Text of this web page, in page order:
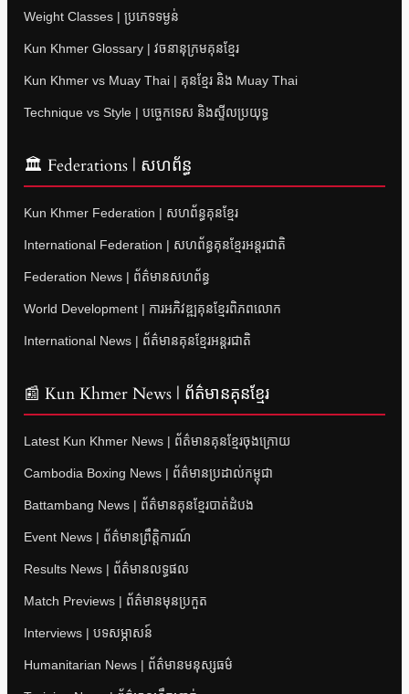
Weight Classes | ប្រភេទទម្ងន់
Kun Khmer Glossary | វចនានុក្រមគុនខ្មែរ
Kun Khmer vs Muay Thai | គុនខ្មែរ និង Muay Thai
Technique vs Style | បច្ចេកទេស និងស្ទីលប្រយុទ្ធ
🏛 Federations | សហព័ន្ធ
Kun Khmer Federation | សហព័ន្ធគុនខ្មែរ
International Federation | សហព័ន្ធគុនខ្មែរអន្តរជាតិ
Federation News | ព័ត៌មានសហព័ន្ធ
World Development | ការអភិវឌ្ឍគុនខ្មែរពិភពលោក
International News | ព័ត៌មានគុនខ្មែរអន្តរជាតិ
📰 Kun Khmer News | ព័ត៌មានគុនខ្មែរ
Latest Kun Khmer News | ព័ត៌មានគុនខ្មែរចុងក្រោយ
Cambodia Boxing News | ព័ត៌មានប្រដាល់កម្ពុជា
Battambang News | ព័ត៌មានគុនខ្មែរបាត់ដំបង
Event News | ព័ត៌មានព្រឹត្តិការណ៍
Results News | ព័ត៌មានលទ្ធផល
Match Previews | ព័ត៌មានមុនប្រកួត
Interviews | បទសម្ភាសន៍
Humanitarian News | ព័ត៌មានមនុស្សធម៌